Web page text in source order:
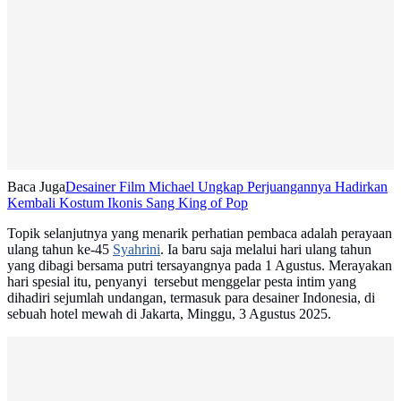
Baca JugaDesainer Film Michael Ungkap Perjuangannya Hadirkan
Kembali Kostum Ikonis Sang King of Pop
Topik selanjutnya yang menarik perhatian pembaca adalah perayaan
ulang tahun ke-45 Syahrini. Ia baru saja melalui hari ulang tahun
yang dibagi bersama putri tersayangnya pada 1 Agustus. Merayakan
hari spesial itu, penyanyi tersebut menggelar pesta intim yang
dihadiri sejumlah undangan, termasuk para desainer Indonesia, di
sebuah hotel mewah di Jakarta, Minggu, 3 Agustus 2025.